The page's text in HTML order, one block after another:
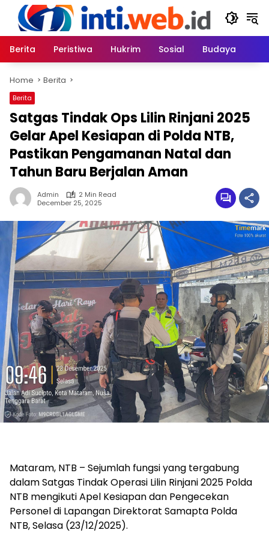
content
Berita
Peristiwa Hukrim Sosial Budaya
Home Berita
Berita
Satgas Tindak Ops Lilin Rinjani 2025
Gelar Apel Kesiapan di Polda NTB,
Pastikan Pengamanan Natal dan
Tahun Baru Berjalan Aman
Admin
2 Min Read
December 25, 2025
Mataram, NTB – Sejumlah fungsi yang tergabung
dalam Satgas Tindak Operasi Lilin Rinjani 2025 Polda
NTB mengikuti Apel Kesiapan dan Pengecekan
Personel di Lapangan Direktorat Samapta Polda
NTB, Selasa (23/12/2025).